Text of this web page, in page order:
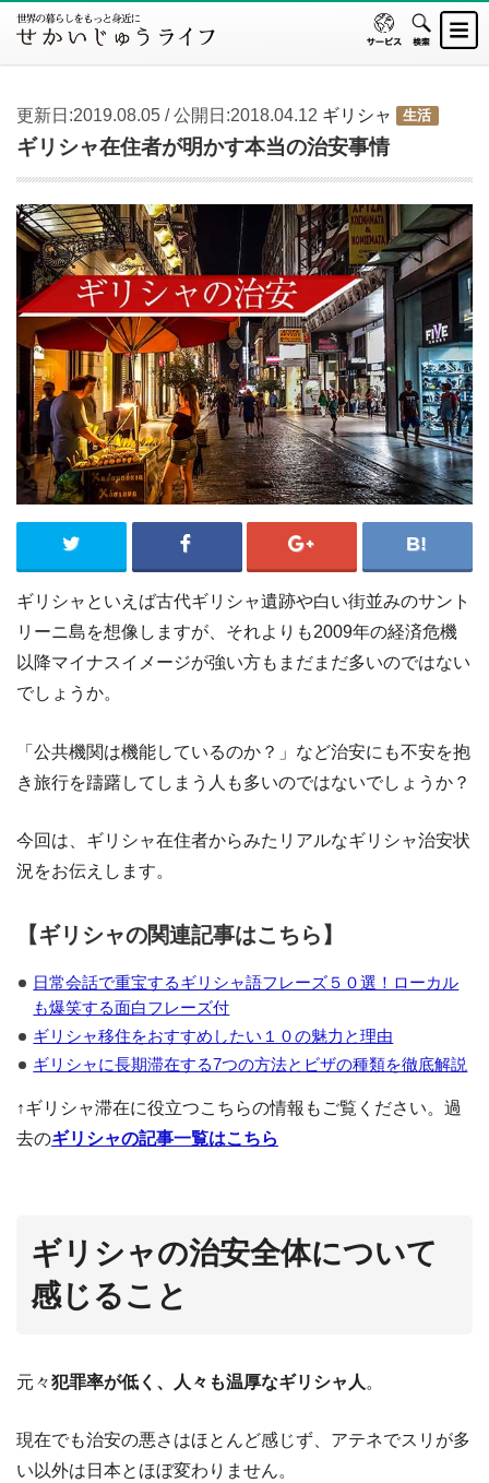
更新日:2019.08.05 / 公開日:2018.04.12 ギリシャ 生活
ギリシャ在住者が明かす本当の治安事情
ギリシャといえば古代ギリシャ遺跡や白い街並みのサント
リーニ島を想像しますが、それよりも2009年の経済危機
以降マイナスイメージが強い方もまだまだ多いのではない
でしょうか。
「公共機関は機能しているのか？」など治安にも不安を抱
き旅行を躊躇してしまう人も多いのではないでしょうか？
今回は、ギリシャ在住者からみたリアルなギリシャ治安状
況をお伝えします。
【ギリシャの関連記事はこちら】
日常会話で重宝するギリシャ語フレーズ５０選！ローカル
も爆笑する面白フレーズ付
ギリシャ移住をおすすめしたい１０の魅力と理由
ギリシャに長期滞在する7つの方法とビザの種類を徹底解説
↑ギリシャ滞在に役立つこちらの情報もご覧ください。過
去のギリシャの記事一覧はこちら
ギリシャの治安全体について
感じること
元々犯罪率が低く、人々も温厚なギリシャ人 。
現在でも治安の悪さはほとんど感じず、アテネでスリが多
い以外は日本とほぼ変わりません。